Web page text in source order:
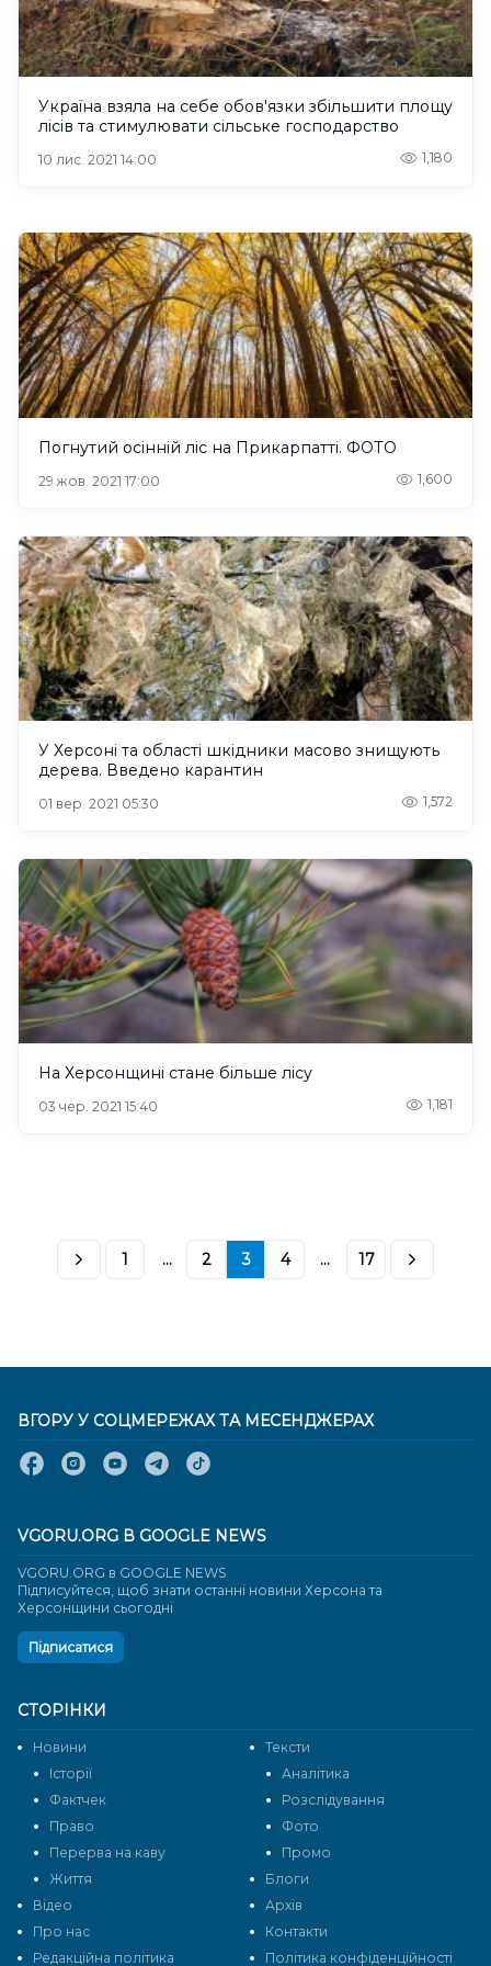
Україна взяла на себе обов'язки збільшити площу
лісів та стимулювати сільське господарство
10 лис. 2021 14:00 1,180
Погнутий осінній ліс на Прикарпатті. ФОТО
29 жов. 2021 17:00 1,600
У Херсоні та області шкідники масово знищують
дерева. Введено карантин
01 вер. 2021 05:30 1,572
На Херсонщині стане більше лісу
03 чер. 2021 15:40 1,181
1 ... 2 3 4 ... 17
СТОРІНКИ
Новини
Тексти
Історії
Аналітика
Фактчек
Розслідування
Право
Фото
Перерва на каву
Промо
Життя
Блоги
Відео
Архів
Про нас
Контакти
Редакційна політика
Політика конфіденційності
ВГОРУ У СОЦМЕРЕЖАХ ТА МЕСЕНДЖЕРАХ
VGORU.ORG В GOOGLE NEWS
VGORU.ORG в GOOGLE NEWS
Підписуйтеся, щоб знати останні новини Херсона та
Херсонщини сьогодні
Підписатися